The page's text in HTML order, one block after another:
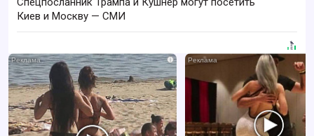
Киев и Москву — СМИ
i